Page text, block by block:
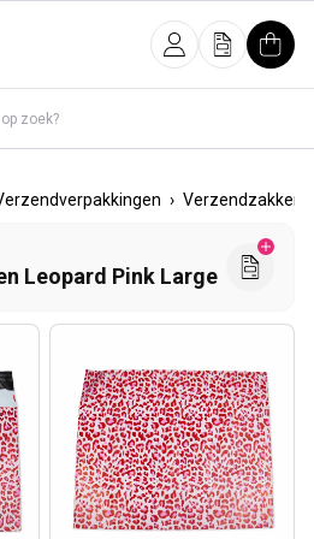
InloggenOfferte
› Verzendzakken
Leopard Pink Large